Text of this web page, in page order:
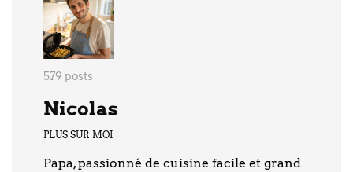
579 posts
Nicolas
PLUS SUR MOI
Papa, passionné de cuisine facile et grand